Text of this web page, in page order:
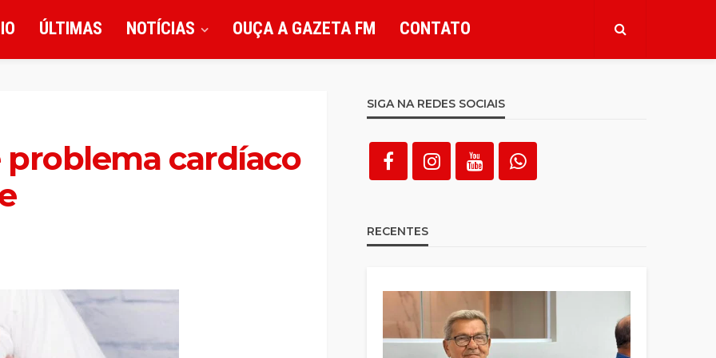
ÚLTIMAS NOTÍCIAS OUÇA A GAZETA FM CONTATO
cardíaco
SIGA NA REDES SOCIAIS
RECENTES